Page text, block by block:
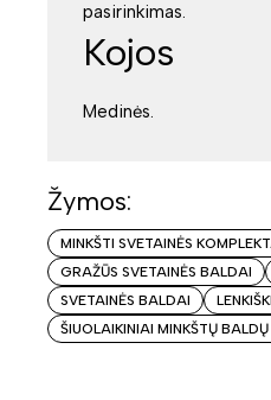
pasirinkimas.
Kojos
Medinės.
Žymos:
MINKŠTI SVETAINĖS
GRAŽŪS SVETAINĖS BALDAI
SVETAINĖS BALDAI
ŠIUOLAIKINIAI MINKŠTŲ